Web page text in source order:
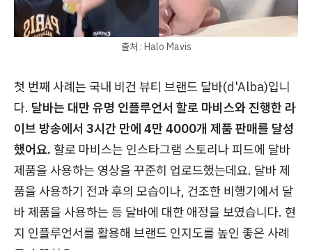
출처 : Halo Mavis
첫 번째 사례는 ​국내 비건 뷰티 브랜드 달바(d'Alba)입니
다. 달바는 대만 유명 인플루언서 할로 마비스와 진행한 라
이브 방송에서 3시간 만에 4만 4000개 제품 판매를 달성
했어요. 할로 마비스는 인스타그램 스토리나 피드에 달바
제품을 사용하는 영상을 꾸준히 업로드했는데요. 달바 제
품을 사용하기 전과 후의 모습이나, 건조한 비행기에서 달
바 제품을 사용하는 등 달바에 대한 애정을 보였습니다. 현
지 인플루언서를 활용해 브랜드 인지도를 높인 좋은 사례